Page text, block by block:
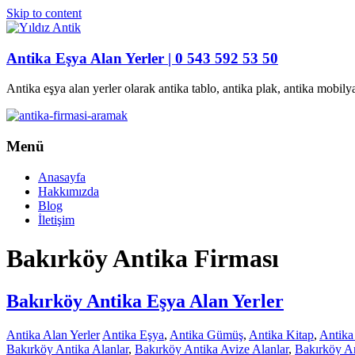
Skip to content
Antika Eşya Alan Yerler | 0 543 592 53 50
Antika eşya alan yerler olarak antika tablo, antika plak, antika
Menü
Anasayfa
Hakkımızda
Blog
İletişim
Bakırköy Antika Firması
Bakırköy Antika Eşya Alan Yerler
Antika Alan Yerler Antika Eşya, Antika Gümüş, Antika Kitap,
Bakırköy Antika Alanlar, Bakırköy Antika Avize Alanlar, Bakırköy